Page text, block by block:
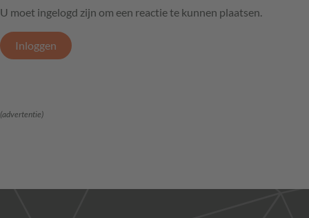
U moet ingelogd zijn om een reactie te kunnen plaatsen.
Inloggen
(advertentie)